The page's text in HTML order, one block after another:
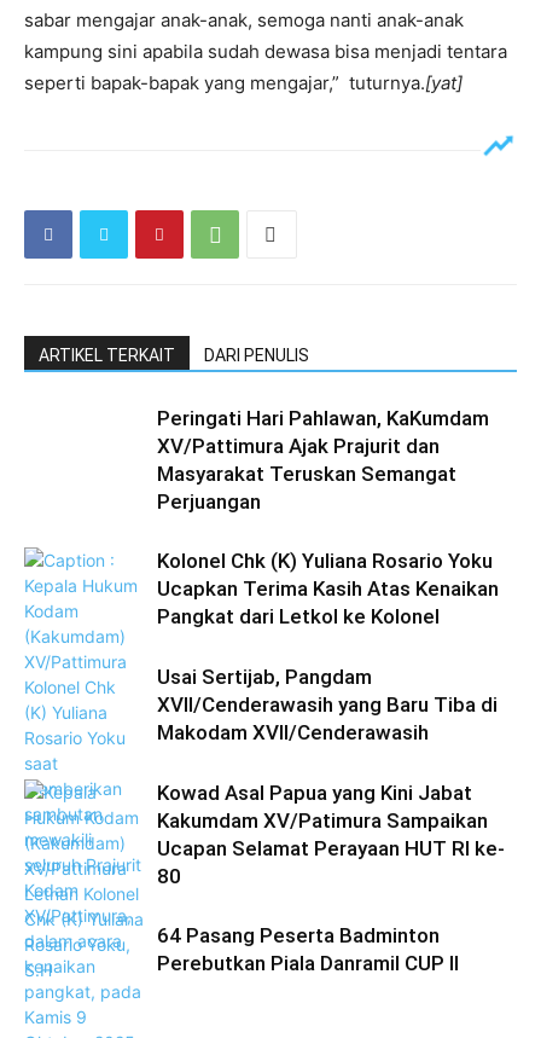
sabar mengajar anak-anak, semoga nanti anak-anak
kampung sini apabila sudah dewasa bisa menjadi tentara
seperti bapak-bapak yang mengajar,” tuturnya.[yat]
ARTIKEL TERKAIT DARI PENULIS
Peringati Hari Pahlawan, KaKumdam
XV/Pattimura Ajak Prajurit dan
Masyarakat Teruskan Semangat
Perjuangan
Kolonel Chk (K) Yuliana Rosario Yoku
Ucapkan Terima Kasih Atas Kenaikan
Pangkat dari Letkol ke Kolonel
Usai Sertijab, Pangdam
XVII/Cenderawasih yang Baru Tiba di
Makodam XVII/Cenderawasih
Kowad Asal Papua yang Kini Jabat
Kakumdam XV/Patimura Sampaikan
Ucapan Selamat Perayaan HUT RI ke-
80
64 Pasang Peserta Badminton
Perebutkan Piala Danramil CUP II